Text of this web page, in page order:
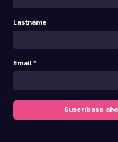
Lastname
Email *
Suscríbase